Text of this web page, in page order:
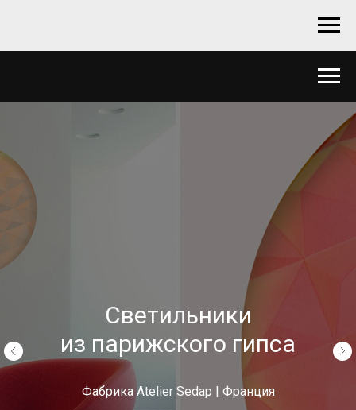
Светильники
из парижского гипса
Фабрика Atelier Sedap | Франция